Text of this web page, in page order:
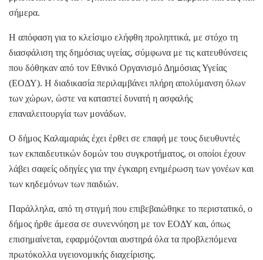
σήμερα.
Η απόφαση για το κλείσιμο ελήφθη προληπτικά, με στόχο τη
διασφάλιση της δημόσιας υγείας, σύμφωνα με τις κατευθύνσεις
που δόθηκαν από τον Εθνικό Οργανισμό Δημόσιας Υγείας
(ΕΟΔΥ). Η διαδικασία περιλαμβάνει πλήρη απολύμανση όλων
των χώρων, ώστε να καταστεί δυνατή η ασφαλής
επαναλειτουργία των μονάδων.
Ο δήμος Καλαμαριάς έχει έρθει σε επαφή με τους διευθυντές
των εκπαιδευτικών δομών του συγκροτήματος, οι οποίοι έχουν
λάβει σαφείς οδηγίες για την έγκαιρη ενημέρωση των γονέων και
των κηδεμόνων των παιδιών.
Παράλληλα, από τη στιγμή που επιβεβαιώθηκε το περιστατικό, ο
δήμος ήρθε άμεσα σε συνεννόηση με τον ΕΟΔΥ και, όπως
επισημαίνεται, εφαρμόζονται αυστηρά όλα τα προβλεπόμενα
πρωτόκολλα υγειονομικής διαχείρισης.